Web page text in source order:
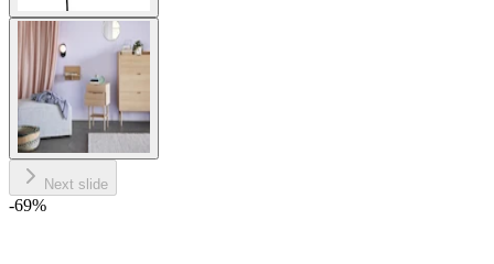
Next slide
-69%